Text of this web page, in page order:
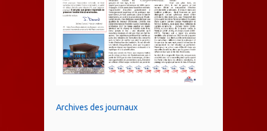
Archives des journaux